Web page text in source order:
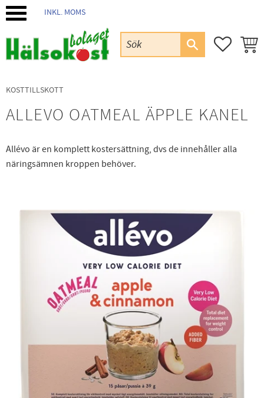
INKL. MOMS
KOSTTILLSKOTT
ALLEVO OATMEAL ÄPPLE KANEL
Allévo är en komplett kostersättning, dvs de innehåller alla
näringsämnen kroppen behöver.